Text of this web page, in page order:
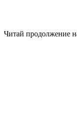
Читай продолжение